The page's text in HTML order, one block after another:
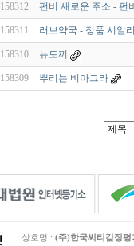
158312 펀비 새로운 주소 - 펀
158311 러브약국 - 정품 시알
158310 뉴토끼
158309 뿌리는 비아그라
상호명 : (주)한국씨티감정평